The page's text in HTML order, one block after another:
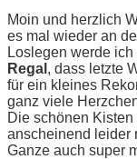
Moin und herzlich
es mal wieder an
Loslegen werde
Regal , dass letzte
für ein kleines
ganz viele
Die schönen Kisten
anscheinend leider
Ganze auch super